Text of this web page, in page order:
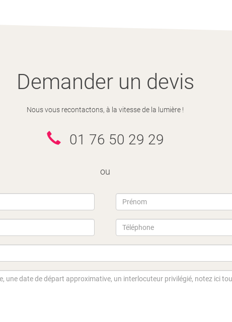
Demander un devis
Nous vous recontactons, à la vitesse de la lumière !
01 76 50 29 29
ou